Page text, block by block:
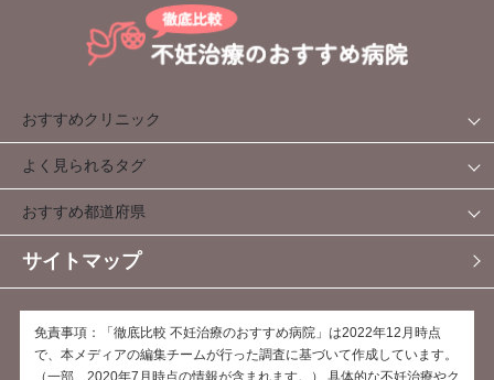
おすすめクリニック
よく見られるタグ
おすすめ都道府県
サイトマップ
免責事項：「徹底比較 不妊治療のおすすめ病院」は2022年12月時点
で、本メディアの編集チームが行った調査に基づいて作成しています。
（一部、2020年7月時点の情報が含まれます。） 具体的な不妊治療やク